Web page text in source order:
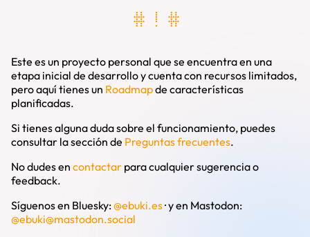
# ! #
Este es un proyecto personal que se encuentra en una
etapa inicial de desarrollo y cuenta con recursos limitados,
pero aquí tienes un Roadmapde características
planificadas.
Si tienes alguna duda sobre el funcionamiento, puedes
consultar la sección de Preguntas frecuentes.
No dudes en contactar para cualquier sugerencia o
feedback.
Síguenos en Bluesky:@ebuki.es·y en Mastodon:
@ebuki@mastodon.social